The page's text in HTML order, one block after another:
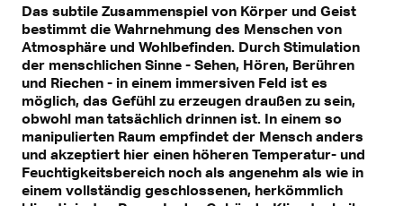
Das subtile Zusammenspiel von Körper und Geist
bestimmt die Wahrnehmung des Menschen von
Atmosphäre und Wohlbefinden. Durch Stimulation
der menschlichen Sinne - Sehen, Hören, Berühren
und Riechen - in einem immersiven Feld ist es
möglich, das Gefühl zu erzeugen draußen zu sein,
obwohl man tatsächlich drinnen ist. In einem so
manipulierten Raum empfindet der Mensch anders
und akzeptiert hier einen höheren Temperatur- und
Feuchtigkeitsbereich noch als angenehm als wie in
einem vollständig geschlossenen, herkömmlich